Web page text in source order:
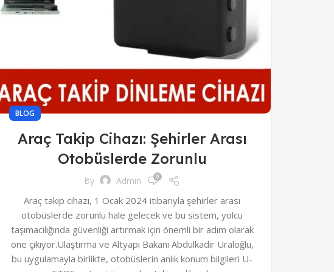
BLOG
Araç Takip Cihazı: Şehirler Arası
Otobüslerde Zorunlu
By Admin 0
Araç takip cihazı, 1 Ocak 2024 itibarıyla şehirler arası
otobüslerde zorunlu hale gelecek ve bu sistem, yolcu
taşımacılığında güvenliği artırmak için önemli bir adım olarak
öne çıkıyor.Ulaştırma ve Altyapı Bakanı Abdulkadir Uraloğlu,
bu uygulamayla birlikte, otobüslerin anlık konum bilgileri U-